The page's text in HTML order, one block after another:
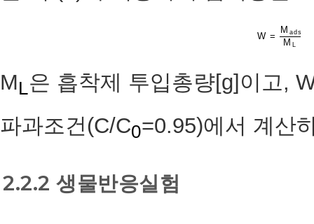
W =
M ads
M L
W =MadsM
ML은 흡착제 투입총량[g]이고,
파과조건(C/C0=0.95)에서 계산
2.2.2 생물반응실험